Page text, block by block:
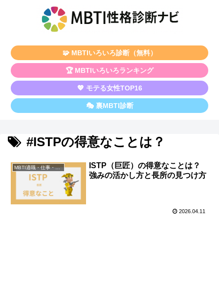
🧩 MBTIいろいろ診断（無料）
🏆 MBTIいろいろランキング
💖 モテる女性TOP16
🎭 裏MBTI診断
#ISTPの得意なことは？
MBTI適職・仕事・資格
ISTP（巨匠）の得意なことは？
強みの活かし方と長所の見つけ方
2026.04.11